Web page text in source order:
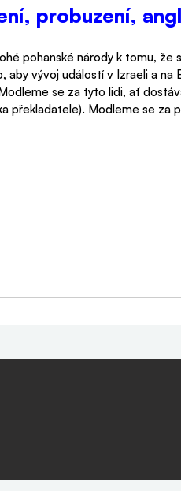
probuzení,
pohanské národy k tomu, že
aby vývoj událostí v Izraeli a
se za tyto lidi, ať
překladatele). Modleme se za